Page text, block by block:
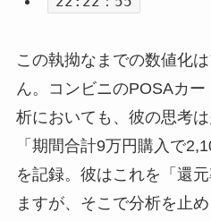
この執拗なまでの数値化
ん。コンビニのPOSAカ
析においても、彼の思考は
「期間合計9万円購入で
を記録。彼はこれを「還
ますが、そこで分析を止